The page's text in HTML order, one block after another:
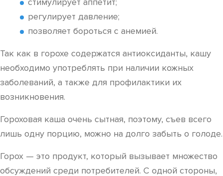
регулирует давление;
позволяет бороться с анемией.
Так как в горохе содержатся антиоксиданты, кашу
необходимо употреблять при наличии кожных
заболеваний, а также для профилактики их
возникновения.
Гороховая каша очень сытная, поэтому, съев всего
лишь одну порцию, можно на долго забыть о голоде.
Горох — это продукт, который вызывает множество
обсуждений среди потребителей. С одной стороны,